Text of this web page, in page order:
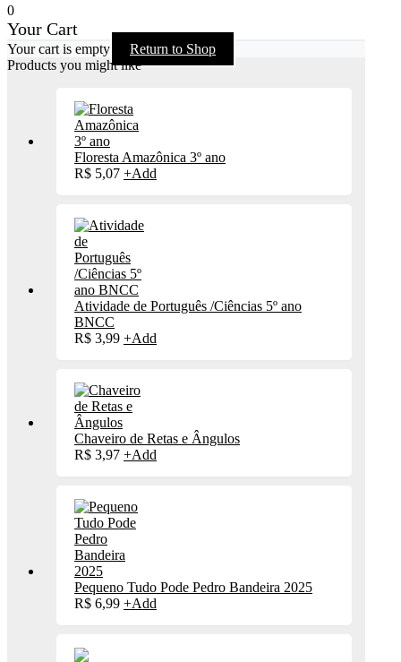
0
Your Cart
Your cart is empty
Return to Shop
Products you might like
Floresta Amazônica 3º ano
R$ 5,07 +Add
Atividade de Português /Ciências 5º ano
BNCC
R$ 3,99 +Add
Chaveiro de Retas e Ângulos
R$ 3,97 +Add
Pequeno Tudo Pode Pedro Bandeira 2025
R$ 6,99 +Add